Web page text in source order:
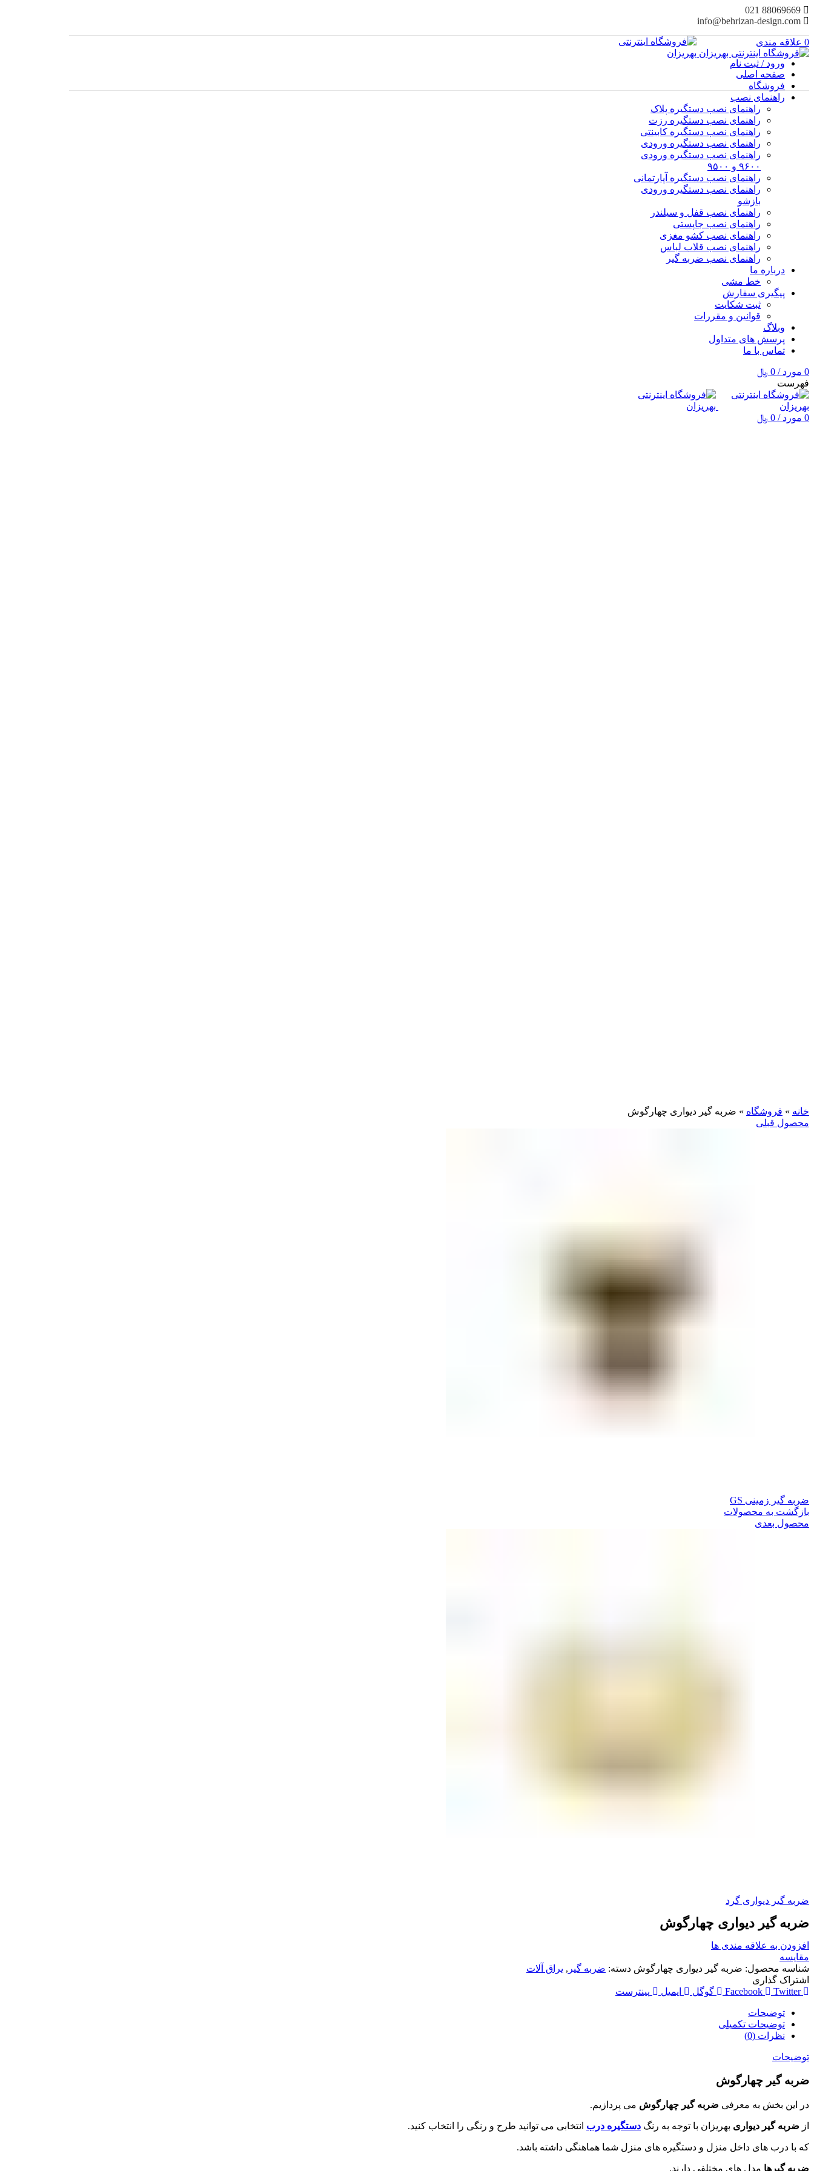
88069669 021
info@behrizan-design.com
0 علاقه مندی
ورود / ثبت نام
صفحه اصلی
فروشگاه
راهنمای نصب
راهنمای نصب دستگیره پلاک
راهنمای نصب‌ دستگیره رزت
راهنمای نصب دستگیره کابینتی
راهنمای نصب دستگیره ورودی
راهنمای نصب دستگیره ورودی
۹۶۰۰ و ۹۵۰۰
راهنمای نصب دستگیره آپارتمانی
راهنمای نصب دستگیره ورودی
بازشو
راهنمای نصب قفل و سیلندر
راهنمای نصب جاپستی
راهنمای نصب کشو مغزی
راهنمای نصب قلاب لباس
راهنمای نصب ضربه گیر
درباره ما
خط مشی
پیگیری سفارش
ثبت شکایت
قوانین و مقررات
وبلاگ
پرسش های متداول
تماس با ما
0 مورد /
0 ﷼
فهرست
0 مورد /
0 ﷼
خانه » فروشگاه » ضربه گیر دیواری چهارگوش
محصول قبلی
ضربه گیر زمینی GS
بازگشت به محصولات
محصول بعدی
ضربه گیر دیواری گرد
ضربه گیر دیواری چهارگوش
افزودن به علاقه مندی ها
مقایسه
شناسه محصول: ضربه گیر دیواری چهارگوش دسته: ضربه گیر , یراق آلات
اشتراک گذاری
Facebook
Twitter گوگل ایمیل پینترست
توضیحات
توضیحات تکمیلی
نظرات (0)
توضیحات
ضربه گیر چهارگوش
در این بخش به معرفی ضربه گیر چهارگوش می پردازیم.
از ضربه گیر دیواری بهریزان با توجه به رنگ دستگیره درب انتخابی می توانید طرح و رنگی را انتخاب کنید.
که با درب های داخل منزل و دستگیره های منزل شما هماهنگی داشته باشد.
ضربه گیرها مدل های مختلفی دارند.